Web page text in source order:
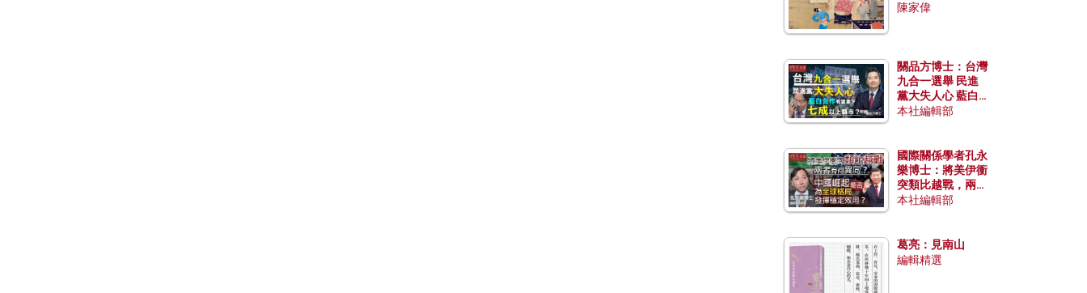
陳家偉
關品方博士：台灣
九合一選舉 民進
黨大失人心 藍白
合作有望拿下七成
本社編輯部
國際關係學者孔永
樂博士：將美伊衝
突類比越戰，兩者
有何異同？中國崛
本社編輯部
葛亮：見南山
編輯精選